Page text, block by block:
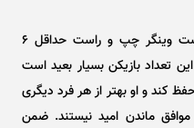
در چنین شرایطی پرسپولیس برای پست وینگر چپ و راست حداقل ۶
تعداد بازیکن بسیار بعید است
کند و او بهتر از هر فرد دیگری
ماندن امید نیستند. ضمن